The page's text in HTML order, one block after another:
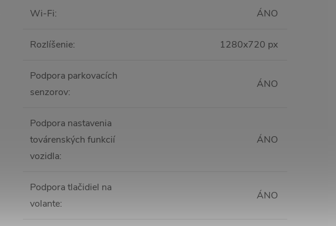
Wi-Fi: ÁNO
Rozlíšenie: 1280x720 px
Podpora parkovacích
senzorov:
ÁNO
Podpora nastavenia
továrenských funkcií
vozidla:
ÁNO
Podpora tlačidiel na
volante:
ÁNO